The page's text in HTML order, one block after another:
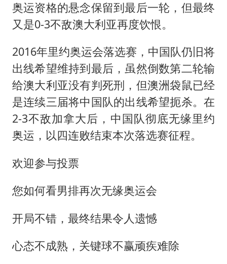
奥运资格的悬念保留到最后一轮，但最终
又是0-3不敌澳大利亚再度饮恨。
2016年里约奥运会落选赛，中国队仍旧将
出线希望维持到最后，虽然倒数第二轮输
给澳大利亚没有判死刑，但澳洲袋鼠已经
是连续三届将中国队的出线希望扼杀。在
2-3不敌加拿大后，中国队彻底无缘里约
奥运，以四连败结束本次落选赛征程。
欢迎参与投票
您如何看男排再次无缘奥运会
开局不错，最终结果令人遗憾
心态不成熟，关键球不赢顽疾难除